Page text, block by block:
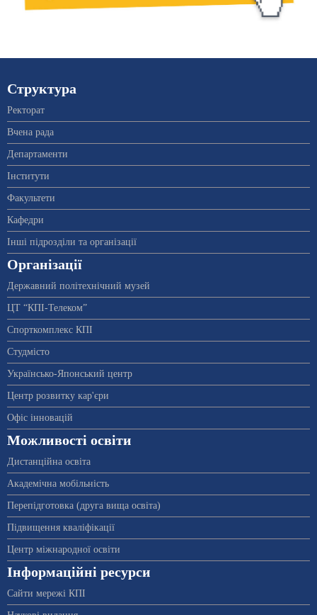
Структура
Ректорат
Вчена рада
Департаменти
Інститути
Факультети
Кафедри
Інші підрозділи та організації
Організації
Державний політехнічний музей
ЦТ “КПІ-Телеком”
Спорткомплекс КПІ
Студмісто
Українсько-Японський центр
Центр розвитку кар'єри
Офіс інновацій
Можливості освіти
Дистанційна освіта
Академічна мобільність
Перепідготовка (друга вища освіта)
Підвищення кваліфікації
Центр міжнародної освіти
Інформаційні ресурси
Сайти мережі КПІ